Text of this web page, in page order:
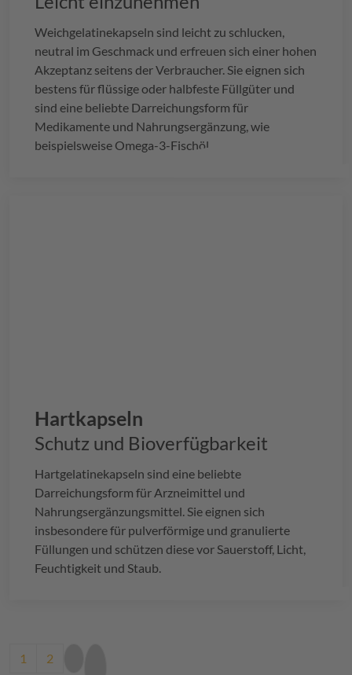
Weichgelatinekapseln sind leicht zu schlucken,
neutral im Geschmack und erfreuen sich einer hohen
Akzeptanz seitens der Verbraucher. Sie eignen sich
bestens für flüssige oder halbfeste Füllgüter und
sind eine beliebte Darreichungsform für
Medikamente und Nahrungsergänzung, wie
beispielsweise Omega-3-Fischöl.
Hartkapseln
Schutz und Bioverfügbarkeit
Hartgelatinekapseln sind eine beliebte
Darreichungsform für Arzneimittel und
Nahrungsergänzungsmittel. Sie eignen sich
insbesondere für pulverförmige und granulierte
Füllungen und schützen diese vor Sauerstoff, Licht,
Feuchtigkeit und Staub.
Current page
1 Page
2